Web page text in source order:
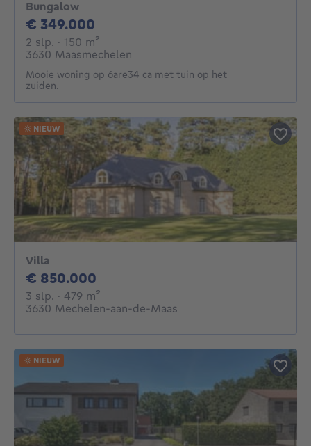
Bungalow
€ 349.000
2 slp. 2 slaapkamers
· 150 m²
3630 Maasmechelen
Mooie woning op 6are34 ca met tuin op het
zuiden.
Villa
€ 850.000
3 slp. 3 slaapkamers
· 479 m²
3630 Mechelen-aan-de-Maas
NIEUW
NIEUW